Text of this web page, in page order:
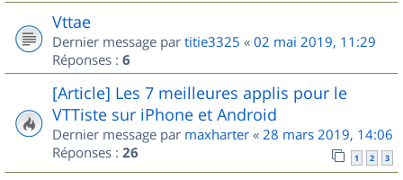
Vttae
Dernier message par titie3325 « 02 mai 2019, 11:29
Réponses : 6
[Article] Les 7 meilleures applis pour le
VTTiste sur iPhone et Android
Dernier message par maxharter « 28 mars 2019, 14:06
Réponses : 26 1 2 3